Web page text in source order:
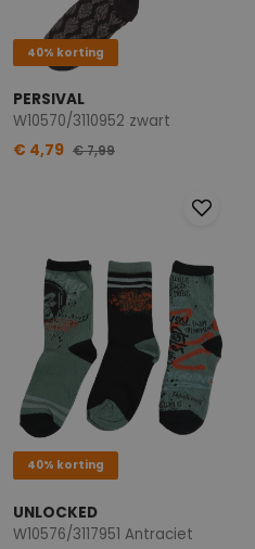
40% korting
PERSIVAL
W10570/3110952 zwart
€ 4,79 € 7,99
40% korting
UNLOCKED
W10576/3117951 Antraciet